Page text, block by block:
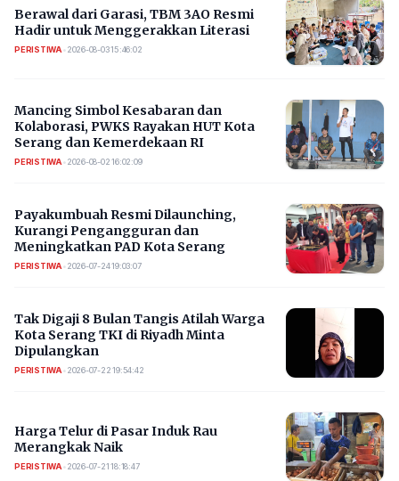
Berawal dari Garasi, TBM 3AO Resmi
Hadir untuk Menggerakkan Literasi
PERISTIWA• 2026-08-03 15:46:02
Mancing Simbol Kesabaran dan
Kolaborasi, PWKS Rayakan HUT Kota
Serang dan Kemerdekaan RI
PERISTIWA• 2026-08-02 16:02:09
Payakumbuah Resmi Dilaunching,
Kurangi Pengangguran dan
Meningkatkan PAD Kota Serang
PERISTIWA• 2026-07-24 19:03:07
​Tak Digaji 8 Bulan Tangis Atilah Warga
Kota Serang TKI di Riyadh Minta
Dipulangkan
PERISTIWA• 2026-07-22 19:54:42
Harga Telur di Pasar Induk Rau
Merangkak Naik
PERISTIWA• 2026-07-21 18:18:47